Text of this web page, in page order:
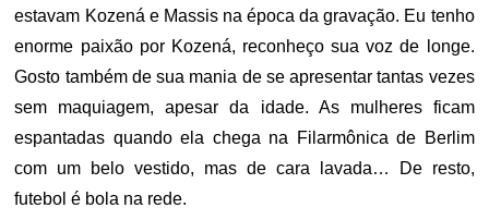
estavam Kozená e Massis na época da gravação. Eu tenho
enorme paixão por Kozená, reconheço sua voz de longe.
Gosto também de sua mania de se apresentar tantas vezes
sem maquiagem, apesar da idade. As mulheres ficam
espantadas quando ela chega na Filarmônica de Berlim
com um belo vestido, mas de cara lavada… De resto,
futebol é bola na rede.